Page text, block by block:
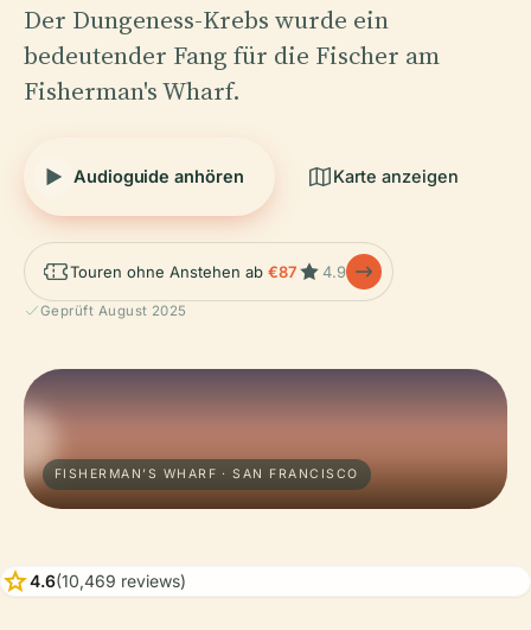
Der Dungeness-Krebs wurde ein
bedeutender Fang für die Fischer am
Fisherman's Wharf.
Audioguide anhören Karte anzeigen
Touren ohne Anstehen ab €87 4.9
Geprüft August 2025
FISHERMAN’S WHARF · SAN FRANCISCO
star4.6(10,469 reviews)